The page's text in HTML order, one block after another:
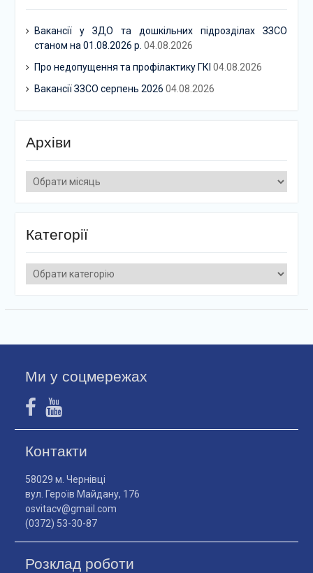
Вакансії у ЗДО та дошкільних підрозділах ЗЗСО
станом на 01.08.2026 р. 04.08.2026
Про недопущення та профілактику ГКІ 04.08.2026
Вакансії ЗЗСО серпень 2026 04.08.2026
Архіви
Архіви
Категорії
Категорії
Ми у соцмережах
Контакти
58029 м. Чернівці
вул. Героїв Майдану, 176
osvitacv@gmail.com
(0372) 53-30-87
Розклад роботи